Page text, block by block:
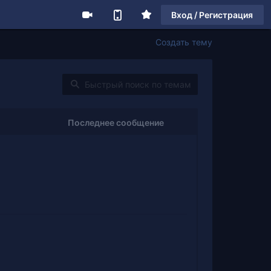
Вход / Регистрация
Создать тему
Последнее сообщение